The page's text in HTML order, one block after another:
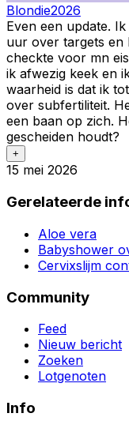
Blondie2026
Even een update.
uur over targets en
checkte voor mn
ik afwezig keek en
waarheid is dat ik
over subfertiliteit.
een baan op zich.
gescheiden houdt?
+
15 mei 2026
Gerelateerde
Aloe vera
Babyshower
Cervixslijm
Community
Feed
Nieuw bericht
Zoeken
Lotgenoten
Info